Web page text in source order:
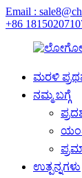
Email :
+86
ಮರಳಿ
ನಮ್ಮ ಬಗ್ಗೆ
ಉತ್ಪನ್ನಗಳು